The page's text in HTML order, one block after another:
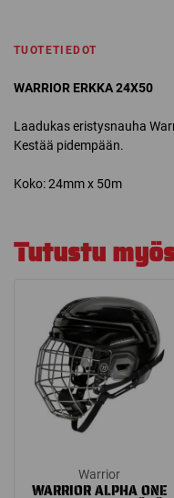
TUOTETIEDOT
WARRIOR ERKKA 24X50
Laadukas eristysnauha
Kestää pidempään.
Koko: 24mm x 50m
Tutustu
Warrior
WARRIOR ALPHA ONE